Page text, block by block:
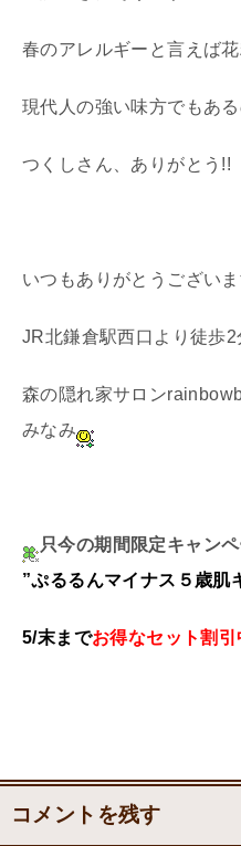
春のアレルギーと言えば花
現代人の強い味方でもある
つくしさん、ありがとう!!
いつもありがとうござい
JR北鎌倉駅西口より徒歩2
森の隠れ家サロン
みなみ
只今の期間限定キャン
”ぷるるんマイナス５歳肌
5/末までお得なセット割引
コメントを残す